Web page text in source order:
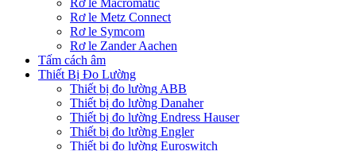
Rơ le Macromatic
Rơ le Metz Connect
Rơ le Symcom
Rơ le Zander Aachen
Tấm cách âm
Thiết Bị Đo Lường
Thiết bị đo lường ABB
Thiết bị đo lường Danaher
Thiết bị đo lường Endress Hauser
Thiết bị đo lường Engler
Thiết bị đo lường Euroswitch